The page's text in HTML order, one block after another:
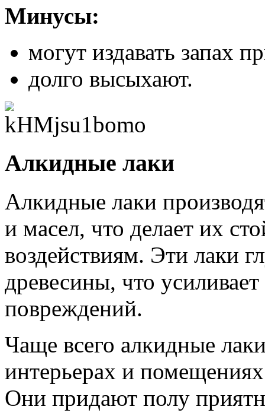
Минусы:
могут издавать запах
долго высыхают.
Алкидные лаки
Алкидные лаки
и масел, что делает их
воздействиям. Эти лаки
древесины, что
повреждений.
Чаще всего алкидные
интерьерах и
Они придают полу